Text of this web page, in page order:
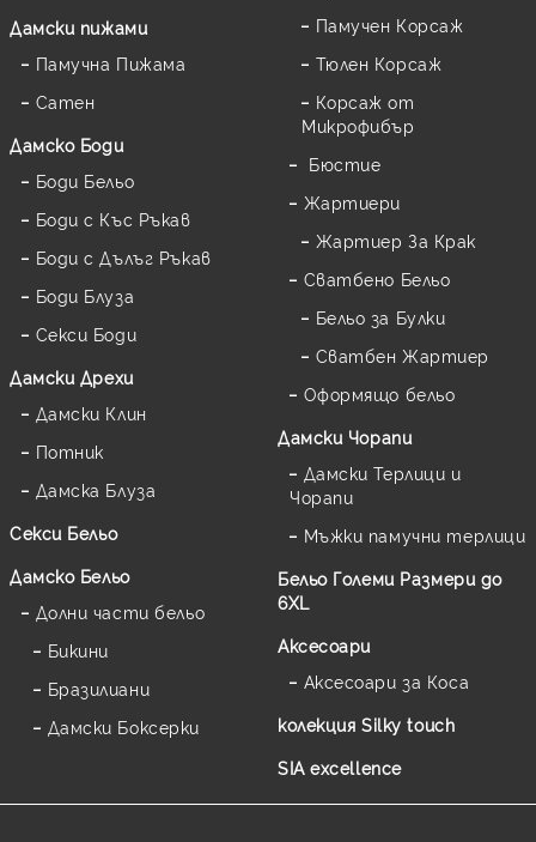
Дамски пижами
Памучна Пижама
Сатен
Дамскo Боди
Боди Бельо
Боди с Къс Ръкав
Боди с Дълъг Ръкав
Боди Блуза
Секси Боди
Дамски Дрехи
Дамски Клин
Потник
Дамска Блуза
Секси Бельо
Дамско Бельо
Долни части бельо
Бикини
Бразилиани
Дамски Боксерки
Памучен Корсаж
Тюлен Корсаж
Корсаж от
Микрофибър
Бюстие
Жартиери
Жартиер За Крак
Сватбено Бельо
Бельо за Булки
Сватбен Жартиер
Оформящо бельо
Дамски Чорапи
Дамски Терлици и
Чорапи
Мъжки памучни терлици
Бельо Големи Размери до
6XL
Аксесоари
Аксесоари за Коса
колекция Silky touch
SIA excellence